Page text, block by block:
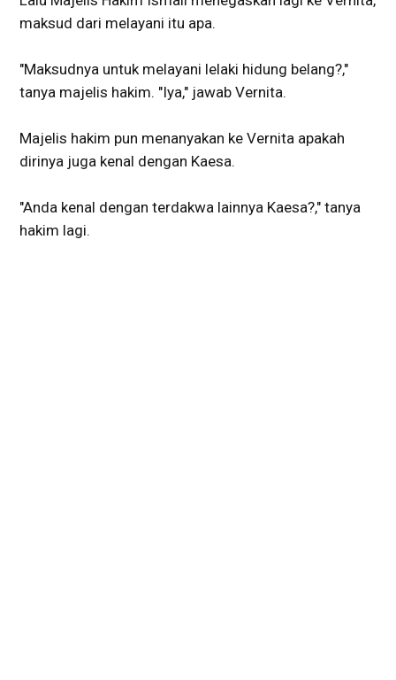
maksud dari melayani itu apa.
"Maksudnya untuk melayani lelaki hidung belang?,"
tanya majelis hakim. "Iya," jawab Vernita.
Majelis hakim pun menanyakan ke Vernita apakah
dirinya juga kenal dengan Kaesa.
"Anda kenal dengan terdakwa lainnya Kaesa?," tanya
hakim lagi.